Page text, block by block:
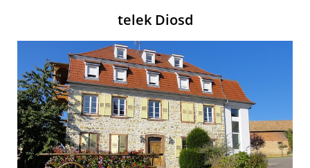
telek Diosd